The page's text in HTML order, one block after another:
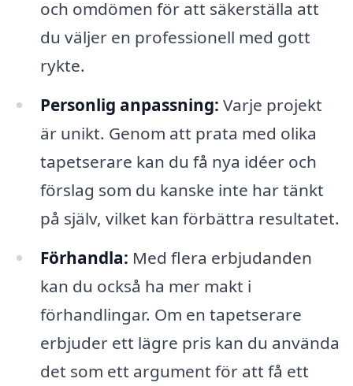
och omdömen för att säkerställa att
du väljer en professionell med gott
rykte.
Personlig anpassning: Varje projekt
är unikt. Genom att prata med olika
tapetserare kan du få nya idéer och
förslag som du kanske inte har tänkt
på själv, vilket kan förbättra resultatet.
Förhandla: Med flera erbjudanden
kan du också ha mer makt i
förhandlingar. Om en tapetserare
erbjuder ett lägre pris kan du använda
det som ett argument för att få ett